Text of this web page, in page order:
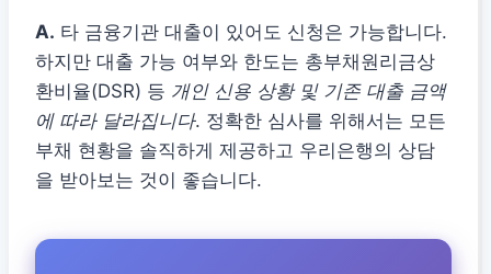
A. 타 금융기관 대출이 있어도 신청은 가능합니다.
하지만 대출 가능 여부와 한도는 총부채원리금상
환비율(DSR) 등 개인 신용 상황 및 기존 대출 금액
에 따라 달라집니다. 정확한 심사를 위해서는 모든
부채 현황을 솔직하게 제공하고 우리은행의 상담
을 받아보는 것이 좋습니다.